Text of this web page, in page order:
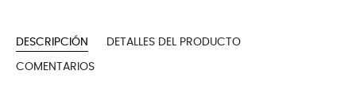
DESCRIPCIÓN DETALLES DEL PRODUCTO
COMENTARIOS